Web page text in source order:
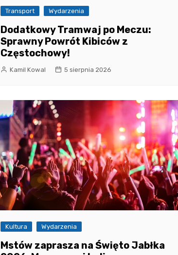
Transport Wydarzenia
Dodatkowy Tramwaj po Meczu:
Sprawny Powrót Kibiców z
Częstochowy!
Kamil Kowal 5 sierpnia 2026
Kultura Wydarzenia
Mstów zaprasza na Święto Jabłka